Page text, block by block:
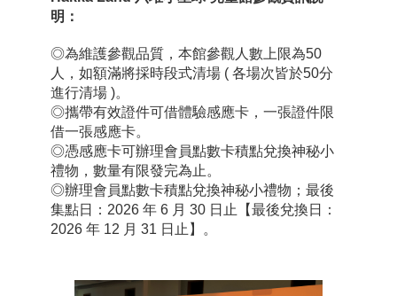
明：
◎為維護參觀品質，本館參觀人數上限為50
人，如額滿將採時段式清場 ( 各場次皆於50分
進行清場 )。
◎攜帶有效證件可借體驗感應卡，一張證件限
借一張感應卡。
◎憑感應卡可辦理會員點數卡積點兌換神秘小
禮物，數量有限發完為止。
◎辦理會員點數卡積點兌換神秘小禮物；最後
集點日：2026 年 6 月 30 日止【最後兌換日：
2026 年 12 月 31 日止】。